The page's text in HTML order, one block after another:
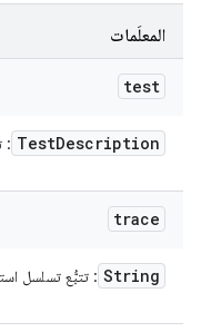
المعلَمات
test
TestDescription
:
trace
String : تتبُّع تسلسل